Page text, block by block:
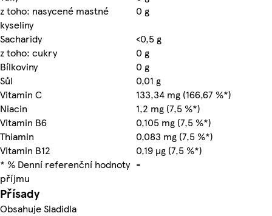
z toho: nasycené mastné
kyseliny
0 g
Sacharidy
<0,5 g
z toho: cukry
0 g
Bílkoviny
0 g
Sůl
0,01 g
Vitamin C
133,34 mg (166,67 %*)
Niacin
1,2 mg (7,5 %*)
Vitamin B6
0,105 mg (7,5 %*)
Thiamin
0,083 mg (7,5 %*)
Vitamin B12
0,19 µg (7,5 %*)
* % Denní referenční hodnoty
příjmu
-
Přísady
Obsahuje Sladidla